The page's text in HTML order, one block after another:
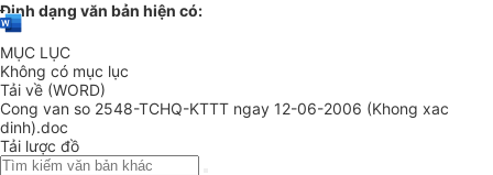
Định dạng văn bản hiện có:
MỤC LỤC
Không có mục lục
Tải về (WORD)
Cong van so 2548-TCHQ-KTTT ngay 12-06-2006 (Khong xac
dinh).doc
Tải lược đồ